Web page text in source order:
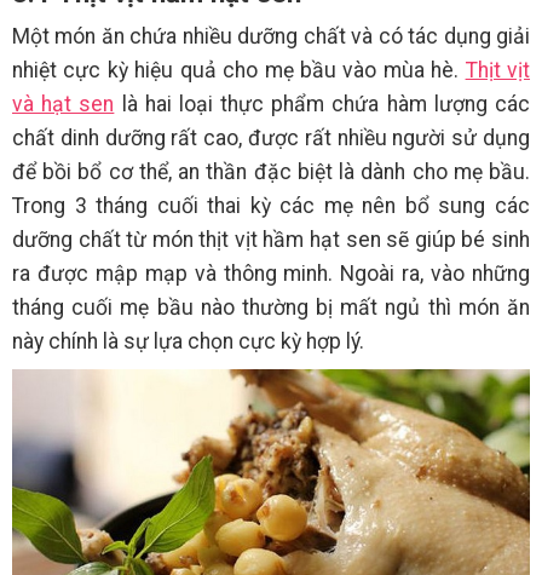
Một món ăn chứa nhiều dưỡng chất và có tác dụng giải
nhiệt cực kỳ hiệu quả cho mẹ bầu vào mùa hè. Thịt vịt
và hạt sen là hai loại thực phẩm chứa hàm lượng các
chất dinh dưỡng rất cao, được rất nhiều người sử dụng
để bồi bổ cơ thể, an thần đặc biệt là dành cho mẹ bầu.
Trong 3 tháng cuối thai kỳ các mẹ nên bổ sung các
dưỡng chất từ món thịt vịt hầm hạt sen sẽ giúp bé sinh
ra được mập mạp và thông minh. Ngoài ra, vào những
tháng cuối mẹ bầu nào thường bị mất ngủ thì món ăn
này chính là sự lựa chọn cực kỳ hợp lý.